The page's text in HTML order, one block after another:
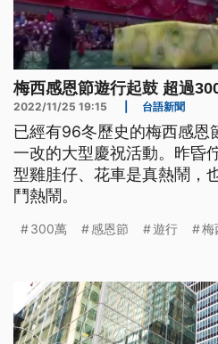
梅西感恩節遊行起鼓 超過
2022/11/25 19:15 台語新聞
已經有96冬歷史的梅西感恩
一改的大型慶祝活動。昨昏
型雞胿仔、花車是真熱鬧，
鬥熱鬧。
300萬 感恩節 遊行 梅